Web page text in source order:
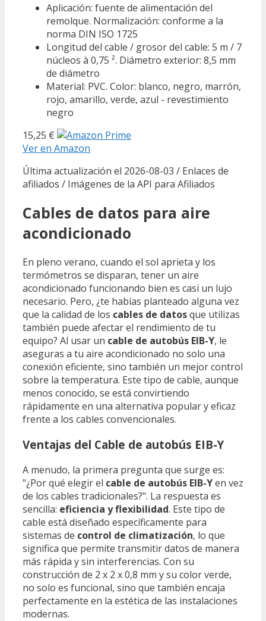
Aplicación: fuente de alimentación del
remolque. Normalización: conforme a la
norma DIN ISO 1725
Longitud del cable / grosor del cable: 5 m / 7
núcleos à 0,75 ². Diámetro exterior: 8,5 mm
de diámetro
Material: PVC. Color: blanco, negro, marrón,
rojo, amarillo, verde, azul - revestimiento
negro
15,25 €
Ver en Amazon
Última actualización el 2026-08-03 / Enlaces de
afiliados / Imágenes de la API para Afiliados
Cables de datos para aire
acondicionado
En pleno verano, cuando el sol aprieta y los
termómetros se disparan, tener un aire
acondicionado funcionando bien es casi un lujo
necesario. Pero, ¿te habías planteado alguna vez
que la calidad de los cables de datosque utilizas
también puede afectar el rendimiento de tu
equipo? Al usar un cable de autobús EIB-Y, le
aseguras a tu aire acondicionado no solo una
conexión eficiente, sino también un mejor control
sobre la temperatura. Este tipo de cable, aunque
menos conocido, se está convirtiendo
rápidamente en una alternativa popular y eficaz
frente a los cables convencionales.
Ventajas del Cable de autobús EIB-Y
A menudo, la primera pregunta que surge es:
"¿Por qué elegir el cable de autobús EIB-Yen vez
de los cables tradicionales?". La respuesta es
sencilla: eficiencia y flexibilidad. Este tipo de
cable está diseñado específicamente para
sistemas de control de climatización, lo que
significa que permite transmitir datos de manera
más rápida y sin interferencias. Con su
construcción de 2 x 2 x 0,8 mm y su color verde,
no solo es funcional, sino que también encaja
perfectamente en la estética de las instalaciones
modernas.